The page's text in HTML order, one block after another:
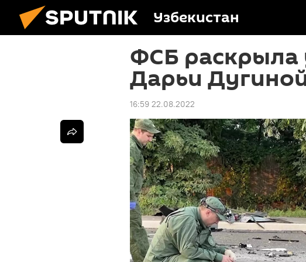
Узбекистан
ФСБ раскрыла
Дарьи
16:59 22.08.2022